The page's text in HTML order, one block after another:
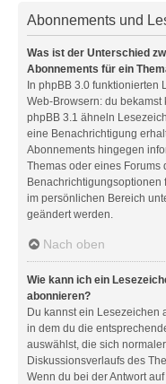
Abonnements und
Was ist der Unterschied
Abonnements für ein
In phpBB 3.0 funktionierten
Web-Browsern: du
phpBB 3.1 ähneln
eine Benachrichtigung
Abonnements hingegen
Themas oder eines Forums
Benachrichtigungsoptionen
im persönlichen Bereich
geändert werden.
Nach oben
Wie kann ich ein
abonnieren?
Du kannst ein Lesezeichen
in dem du die
auswählst, die sich
Diskussionsverlaufs des
Wenn du bei der Antwort